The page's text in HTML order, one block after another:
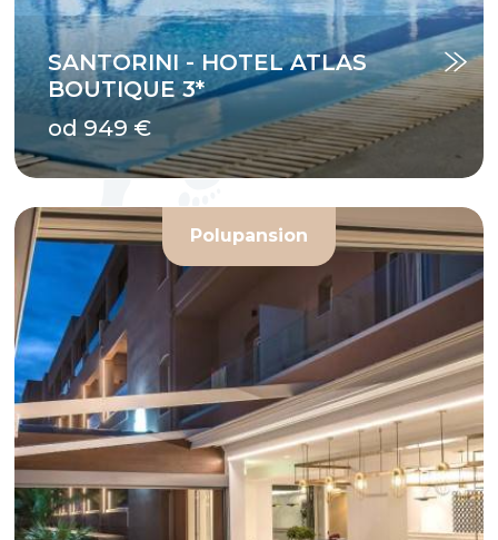
SANTORINI - HOTEL ATLAS
BOUTIQUE 3*
od 949 €
Polupansion